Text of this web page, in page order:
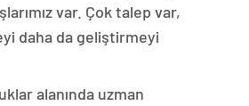
var. Çok talep var,
daha da geliştirmeyi
alanında uzman